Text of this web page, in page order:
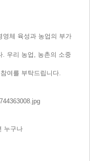
영체 육성과 농업의 부가
. 우리 농업 , 농촌의 소중
여를 부탁드립니다.
누구나